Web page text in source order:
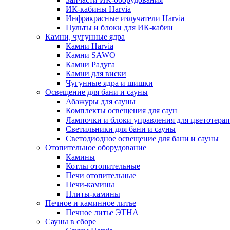
ИК-кабины Harvia
Инфракрасные излучатели Harvia
Пульты и блоки для ИК-кабин
Камни, чугунные ядра
Камни Harvia
Камни SAWO
Камни Радуга
Камни для виски
Чугунные ядра и шишки
Освещение для бани и сауны
Абажуры для сауны
Комплекты освещения для саун
Лампочки и блоки управления для
Светильники для бани и сауны
Светодиодное освещение для бани и сауны
Отопительное оборудование
Камины
Котлы отопительные
Печи отопительные
Печи-камины
Плиты-камины
Печное и каминное литье
Печное литье ЭТНА
Сауны в сборе